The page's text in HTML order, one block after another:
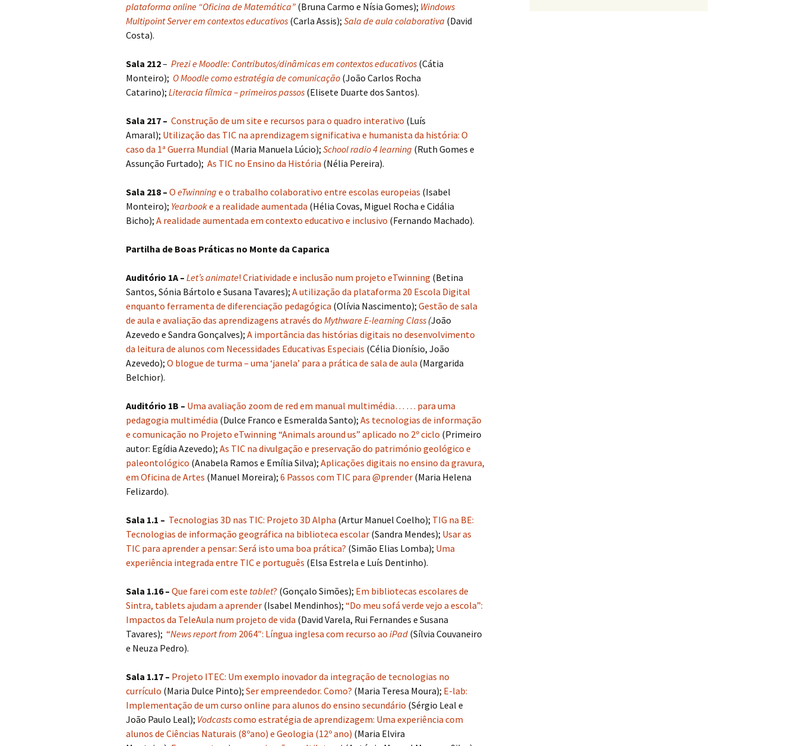
plataforma online “Oficina de Matemática” (Bruna Carmo e Nísia Gomes); Windows
Multipoint Server em contextos educativos (Carla Assis); Sala de aula colaborativa (David
Costa).
Sala 212– Prezi e Moodle: Contributos/dinâmicas em contextos educativos (Cátia
Monteiro); O Moodle como estratégia de comunicação (João Carlos Rocha
Catarino); Literacia fílmica – primeiros passos (Elisete Duarte dos Santos).
Sala 217 – Construção de um site e recursos para o quadro interativo (Luís
Amaral); Utilização das TIC na aprendizagem significativa e humanista da história: O
caso da 1ª Guerra Mundial (Maria Manuela Lúcio); School radio 4 learning (Ruth Gomes e
Assunção Furtado); As TIC no Ensino da História (Nélia Pereira).
Sala 218 – O eTwinning e o trabalho colaborativo entre escolas europeias (Isabel
Monteiro); Yearbooke a realidade aumentada (Hélia Covas, Miguel Rocha e Cidália
Bicho); A realidade aumentada em contexto educativo e inclusivo (Fernando Machado).
Partilha de Boas Práticas no Monte da Caparica
Auditório 1A – Let’s animate! Criatividade e inclusão num projeto eTwinning (Betina
Santos, Sónia Bártolo e Susana Tavares); A utilização da plataforma 20 Escola Digital
enquanto ferramenta de diferenciação pedagógica (Olívia Nascimento); Gestão de sala
de aula e avaliação das aprendizagens através do Mythware E-learning Class (João
Azevedo e Sandra Gonçalves); A importância das histórias digitais no desenvolvimento
da leitura de alunos com Necessidades Educativas Especiais (Célia Dionísio, João
Azevedo); O blogue de turma – uma ‘janela’ para a prática de sala de aula (Margarida
Belchior).
Auditório 1B – Uma avaliação zoom de red em manual multimédia… … para uma
pedagogia multimédia (Dulce Franco e Esmeralda Santo); As tecnologias de informação
e comunicação no Projeto eTwinning “Animals around us” aplicado no 2º ciclo (Primeiro
autor: Egídia Azevedo); As TIC na divulgação e preservação do património geológico e
paleontológico (Anabela Ramos e Emília Silva); Aplicações digitais no ensino da gravura,
em Oficina de Artes (Manuel Moreira); 6 Passos com TIC para @prender (Maria Helena
Felizardo).
Sala 1.1 – Tecnologias 3D nas TIC: Projeto 3D Alpha (Artur Manuel Coelho); TIG na BE:
Tecnologias de informação geográfica na biblioteca escolar (Sandra Mendes); Usar as
TIC para aprender a pensar: Será isto uma boa prática? (Simão Elias Lomba); Uma
experiência integrada entre TIC e português (Elsa Estrela e Luís Dentinho).
Sala 1.16 – Que farei com este tablet? (Gonçalo Simões); Em bibliotecas escolares de
Sintra, tablets ajudam a aprender (Isabel Mendinhos); “Do meu sofá verde vejo a escola”:
Impactos da TeleAula num projeto de vida (David Varela, Rui Fernandes e Susana
Tavares); “News report from 2064″: Língua inglesa com recurso ao iPad (Sílvia Couvaneiro
e Neuza Pedro).
Sala 1.17 – Projeto ITEC: Um exemplo inovador da integração de tecnologias no
currículo (Maria Dulce Pinto); Ser empreendedor. Como? (Maria Teresa Moura); E-lab:
Implementação de um curso online para alunos do ensino secundário (Sérgio Leal e
João Paulo Leal); Vodcastscomo estratégia de aprendizagem: Uma experiência com
alunos de Ciências Naturais (8ºano) e Geologia (12º ano) (Maria Elvira